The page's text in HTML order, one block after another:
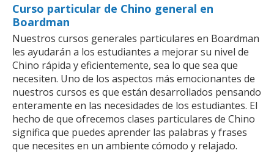
Curso particular de Chino general en
Boardman
Nuestros cursos generales particulares en Boardman
les ayudarán a los estudiantes a mejorar su nivel de
Chino rápida y eficientemente, sea lo que sea que
necesiten. Uno de los aspectos más emocionantes de
nuestros cursos es que están desarrollados pensando
enteramente en las necesidades de los estudiantes. El
hecho de que ofrecemos clases particulares de Chino
significa que puedes aprender las palabras y frases
que necesites en un ambiente cómodo y relajado.